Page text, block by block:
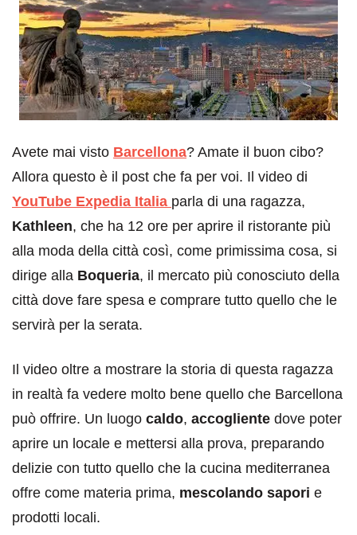
Avete mai visto Barcellona? Amate il buon cibo?
Allora questo è il post che fa per voi. Il video di
YouTube Expedia Italia parla di una ragazza,
Kathleen, che ha 12 ore per aprire il ristorante più
alla moda della città così, come primissima cosa, si
dirige alla Boqueria, il mercato più conosciuto della
città dove fare spesa e comprare tutto quello che le
servirà per la serata.
Il video oltre a mostrare la storia di questa ragazza
in realtà fa vedere molto bene quello che Barcellona
può offrire. Un luogo caldo, accogliente dove poter
aprire un locale e mettersi alla prova, preparando
delizie con tutto quello che la cucina mediterranea
offre come materia prima, mescolando sapori e
prodotti locali.